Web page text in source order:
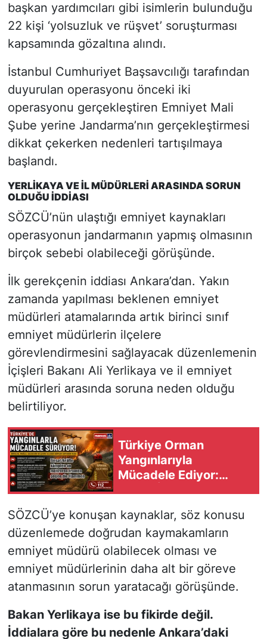
başkan yardımcıları gibi isimlerin bulunduğu
22 kişi ‘yolsuzluk ve rüşvet’ soruşturması
kapsamında gözaltına alındı.
İstanbul Cumhuriyet Başsavcılığı tarafından
duyurulan operasyonu önceki iki
operasyonu gerçekleştiren Emniyet Mali
Şube yerine Jandarma’nın gerçekleştirmesi
dikkat çekerken nedenleri tartışılmaya
başlandı.
YERLİKAYA VE İL MÜDÜRLERİ ARASINDA SORUN
OLDUĞU İDDİASI
SÖZCÜ’nün ulaştığı emniyet kaynakları
operasyonun jandarmanın yapmış olmasının
birçok sebebi olabileceği görüşünde.
İlk gerekçenin iddiası Ankara’dan. Yakın
zamanda yapılması beklenen emniyet
müdürleri atamalarında artık birinci sınıf
emniyet müdürlerin ilçelere
görevlendirmesini sağlayacak düzenlemenin
İçişleri Bakanı Ali Yerlikaya ve il emniyet
müdürleri arasında soruna neden olduğu
belirtiliyor.
Türkiye Orman
Yangınlarıyla
Mücadele Ediyor:
SÖZCÜ’ye konuşan kaynaklar, söz konusu
düzenlemede doğrudan kaymakamların
emniyet müdürü olabilecek olması ve
emniyet müdürlerinin daha alt bir göreve
atanmasının sorun yaratacağı görüşünde.
Bakan Yerlikaya ise bu fikirde değil.
İddialara göre bu nedenle Ankara’daki